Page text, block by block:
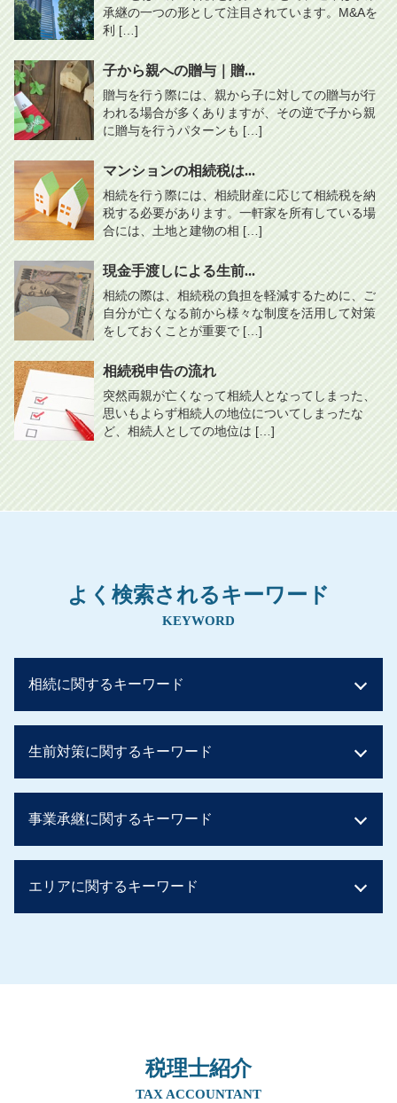
承継の一つの形として注目されています。M&Aを
利 […]
子から親への贈与｜贈...
贈与を行う際には、親から子に対しての贈与が行
われる場合が多くありますが、その逆で子から親
に贈与を行うパターンも […]
マンションの相続税は...
相続を行う際には、相続財産に応じて相続税を納
税する必要があります。一軒家を所有している場
合には、土地と建物の相 […]
現金手渡しによる生前...
相続の際は、相続税の負担を軽減するために、ご
自分が亡くなる前から様々な制度を活用して対策
をしておくことが重要で […]
相続税申告の流れ
突然両親が亡くなって相続人となってしまった、
思いもよらず相続人の地位についてしまったな
ど、相続人としての地位は […]
よく検索されるキーワード
KEYWORD
相続に関するキーワード
相続税 いくらまで無税
相続税 いくら
贈与税 バレない
相続税 基礎控除 額
相続税 計算ガイド
生前対策に関するキーワード
土地 生前贈与と相続 どちらが得
住宅取得資金贈与 タイミング
住宅資金贈与 必要書類
生前贈与 孫 やり方
贈与税 非課税 住宅
事業承継に関するキーワード
事業承継 補助金 親子
事業承継 税理士
親族内承継 株主総会
エリアに関するキーワード
事業承継 兵庫県
税理士紹介
TAX ACCOUNTANT